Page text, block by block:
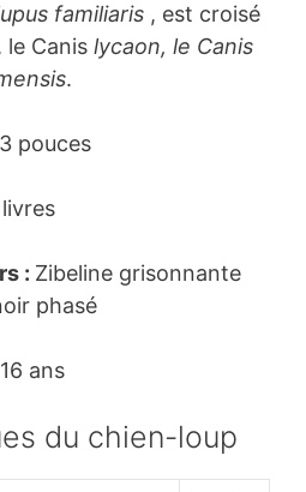
familiaris , est croisé
, le Canis lycaon, le Canis
.
pouces
: Zibeline grisonnante
phasé
ans
du chien-loup